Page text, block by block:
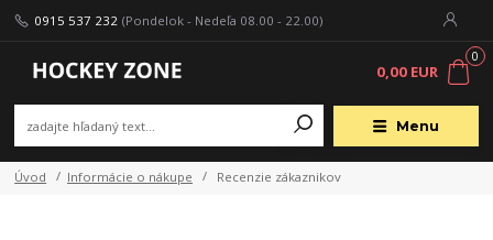
Menu
0915 537 232 (Pondelok - Nedeľa 08.00 - 22.00)
0
0,00 EUR
Úvod Informácie o nákupe Recenzie zákaznikov